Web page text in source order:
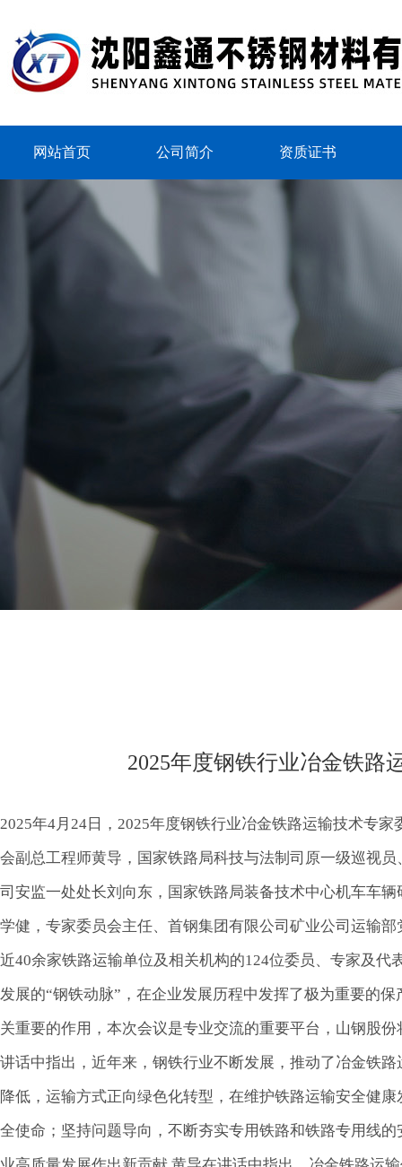
网站首页 公司简介 资质证书
2025年度钢铁行业冶金铁路
2025年4月24日，2025年度钢铁行业冶金铁路运输技术专
会副总工程师黄导，国家铁路局科技与法制司原一级巡视
司安监一处处长刘向东，国家铁路局装备技术中心机车车
学健，专家委员会主任、首钢集团有限公司矿业公司运输
近40余家铁路运输单位及相关机构的124位委员、专家及
发展的“钢铁动脉”，在企业发展历程中发挥了极为重要的
关重要的作用，本次会议是专业交流的重要平台，山钢股
讲话中指出，近年来，钢铁行业不断发展，推动了冶金铁
降低，运输方式正向绿色化转型，在维护铁路运输安全健
全使命；坚持问题导向，不断夯实专用铁路和铁路专用线